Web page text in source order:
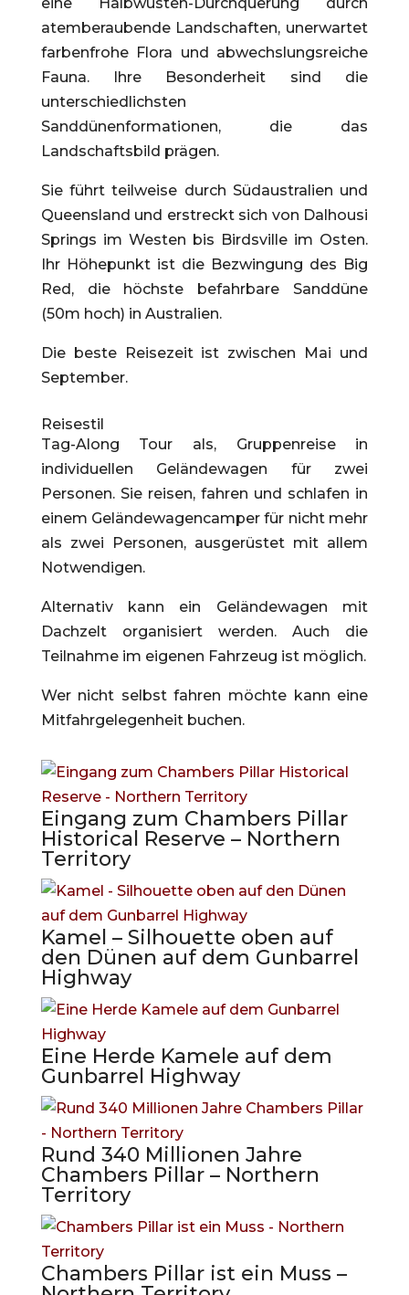
atemberaubende Landschaften, unerwartet
farbenfrohe Flora und abwechslungsreiche
Fauna. Ihre Besonderheit sind die
unterschiedlichsten
Sanddünenformationen, die das
Landschaftsbild prägen.
Sie führt teilweise durch Südaustralien und
Queensland und erstreckt sich von Dalhousi
Springs im Westen bis Birdsville im Osten.
Ihr Höhepunkt ist die Bezwingung des Big
Red, die höchste befahrbare Sanddüne
(50m hoch) in Australien.
Die beste Reisezeit ist zwischen Mai und
September.
Reisestil
Tag-Along Tour als, Gruppenreise in
individuellen Geländewagen für zwei
Personen. Sie reisen, fahren und schlafen in
einem Geländewagencamper für nicht mehr
als zwei Personen, ausgerüstet mit allem
Notwendigen.
Alternativ kann ein Geländewagen mit
Dachzelt organisiert werden. Auch die
Teilnahme im eigenen Fahrzeug ist möglich.
Wer nicht selbst fahren möchte kann eine
Mitfahrgelegenheit buchen.
Eingang zum Chambers Pillar
Historical Reserve – Northern
Territory
Kamel – Silhouette oben auf
den Dünen auf dem Gunbarrel
Highway
Eine Herde Kamele auf dem
Gunbarrel Highway
Rund 340 Millionen Jahre
Chambers Pillar – Northern
Territory
Chambers Pillar ist ein Muss –